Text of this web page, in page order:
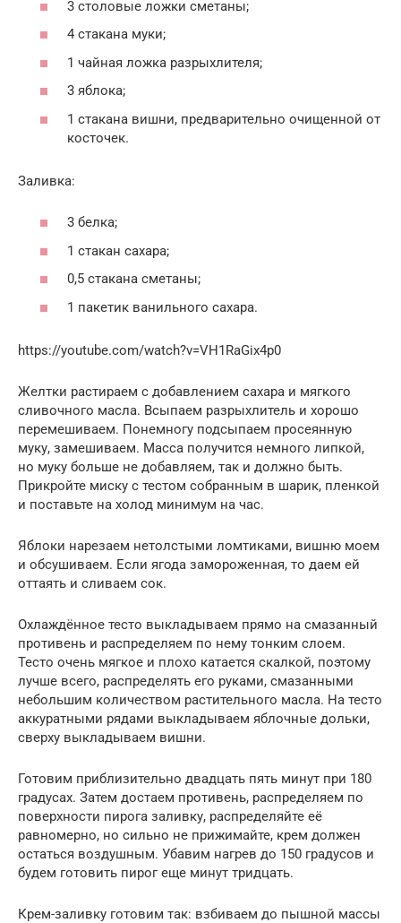
3 столовые ложки сметаны;
4 стакана муки;
1 чайная ложка разрыхлителя;
3 яблока;
1 стакана вишни, предварительно очищенной от
косточек.
Заливка:
3 белка;
1 стакан сахара;
0,5 стакана сметаны;
1 пакетик ванильного сахара.
https://youtube.com/watch?v=VH1RaGix4p0
Желтки растираем с добавлением сахара и мягкого
сливочного масла. Всыпаем разрыхлитель и хорошо
перемешиваем. Понемногу подсыпаем просеянную
муку, замешиваем. Масса получится немного липкой,
но муку больше не добавляем, так и должно быть.
Прикройте миску с тестом собранным в шарик, пленкой
и поставьте на холод минимум на час.
Яблоки нарезаем нетолстыми ломтиками, вишню моем
и обсушиваем. Если ягода замороженная, то даем ей
оттаять и сливаем сок.
Охлаждённое тесто выкладываем прямо на смазанный
противень и распределяем по нему тонким слоем.
Тесто очень мягкое и плохо катается скалкой, поэтому
лучше всего, распределять его руками, смазанными
небольшим количеством растительного масла. На тесто
аккуратными рядами выкладываем яблочные дольки,
сверху выкладываем вишни.
Готовим приблизительно двадцать пять минут при 180
градусах. Затем достаем противень, распределяем по
поверхности пирога заливку, распределяйте её
равномерно, но сильно не прижимайте, крем должен
остаться воздушным. Убавим нагрев до 150 градусов и
будем готовить пирог еще минут тридцать.
Крем-заливку готовим так: взбиваем до пышной массы